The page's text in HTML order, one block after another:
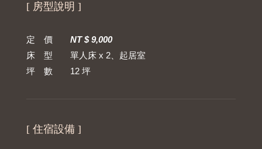
[ 房型說明 ]
定 價 NT $ 9,000
床 型 單人床 x 2、起居室
坪 數 12 坪
[ 住宿設備 ]